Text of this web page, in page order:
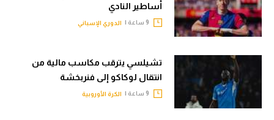
أساطير النادي
الدوري الإسباني
تشيلسي يترقب مكاسب مالية من
انتقال لوكاكو إلى فنربخشة
الكرة الأوروبية